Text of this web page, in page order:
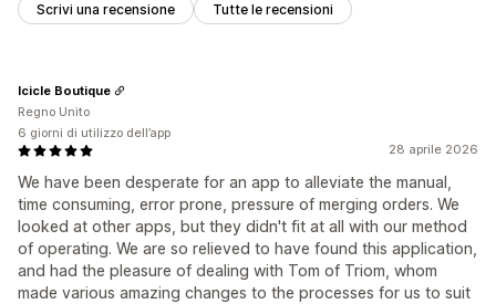
Scrivi una recensione Tutte le recensioni
28 aprile 2026
We have been desperate for an app to alleviate the manual,
time consuming, error prone, pressure of merging orders. We
looked at other apps, but they didn't fit at all with our method
of operating. We are so relieved to have found this application,
and had the pleasure of dealing with Tom of Triom, whom
made various amazing changes to the processes for us to suit
Icicle Boutique
Regno Unito
6 giorni di utilizzo dell’app